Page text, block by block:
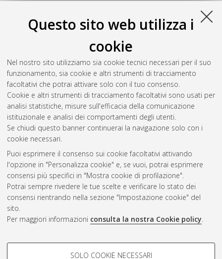
Questo sito web utilizza i
cookie
Nel nostro sito utilizziamo sia cookie tecnici necessari per il suo
funzionamento, sia cookie e altri strumenti di tracciamento
facoltativi che potrai attivare solo con il tuo consenso.
Cookie e altri strumenti di tracciamento facoltativi sono usati per
analisi statistiche, misure sull'efficacia della comunicazione
istituzionale e analisi dei comportamenti degli utenti.
Se chiudi questo banner continuerai la navigazione solo con i
cookie necessari.
Puoi esprimere il consenso sui cookie facoltativi attivando
l'opzione in "Personalizza cookie" e, se vuoi, potrai esprimere
consensi più specifici in "Mostra cookie di profilazione".
Potrai sempre rivedere le tue scelte e verificare lo stato dei
consensi rientrando nella sezione "Impostazione cookie" del
sito.
Per maggiori informazioni consulta la nostra Cookie policy.
COOKIE DI PROFILAZIONE -
SOLO COOKIE NECESSARI
computazionale per l'analisi sistematica della struttura e
dell'espressione dei geni umani , [Dissertation thesis], Alma
Mater Studiorum Università di Bologna. Dottorato di ricerca in
Scienze farmacologiche e tossicologiche, dello sviluppo e del
movimento umano, 26 Ciclo. DOI
10.6092/unibo/amsdottorato/6283.
Questa lista e' stata generata ilSat Aug 8 20:30:43 2026
Atom
Rss 1.0
Rss 2.0
ISSN: 2038-7946
Impostazioni Cookie
Informativa sulla privacy